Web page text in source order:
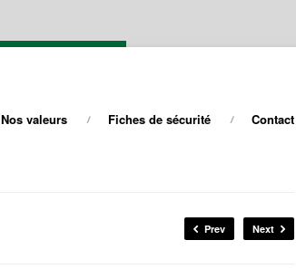
Nos valeurs Fiches de sécurité Contact
Prev Next